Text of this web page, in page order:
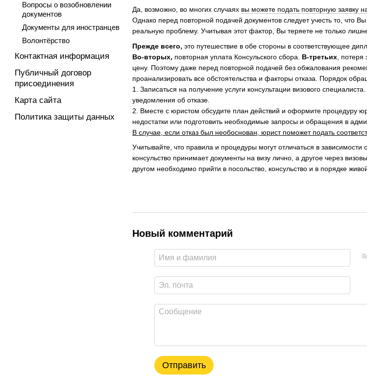
Да, возможно, во многих случаях вы можете подать повторную заявку
Однако перед повторной подачей документов следует учесть то, что
реальную проблему. Учитывая этот фактор, Вы теряете не только
Прежде всего, это путешествие в обе стороны в соответствующее
Во-вторых, повторная уплата Консульского сбора. В-третьих ,
цену. Поэтому даже перед повторной подачей без обжалования
проанализировать все обстоятельства и факторы отказа. Порядок
1. Записаться на получение услуги консультации визового
уведомления об отказе.
2. Вместе с юристом обсудите план действий и оформите процедуру
недостатки или подготовить необходимые запросы и обращения в
В случае, если отказ был необоснован, юрист поможет подать
Учитывайте, что правила и процедуры могут отличаться в
консульство принимает документы на визу лично, а другое через
другом необходимо прийти в посольство, консульство и в порядке
Новый комментарий
Отправить
Вопросы о возобновлении
документов
Документы для иностранцев
Волонтёрство
Контактная информация
Публичный договор
присоединения
Карта сайта
Политика защиты данных